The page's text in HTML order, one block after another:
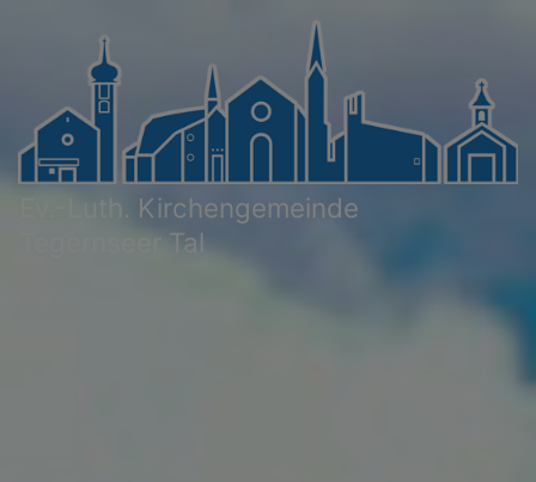
Ev.-Luth. Kirchengemeinde
Tegernseer Tal